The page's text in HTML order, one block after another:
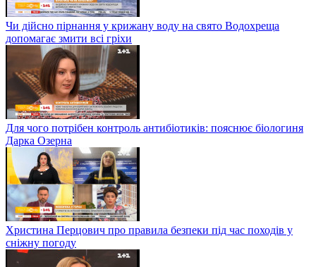
Чи дійсно пірнання у крижану воду на свято Водохреща
допомагає змити всі гріхи
Для чого потрібен контроль антибіотиків: пояснює біологиня
Дарка Озерна
Христина Перцович про правила безпеки під час походів у
сніжну погоду